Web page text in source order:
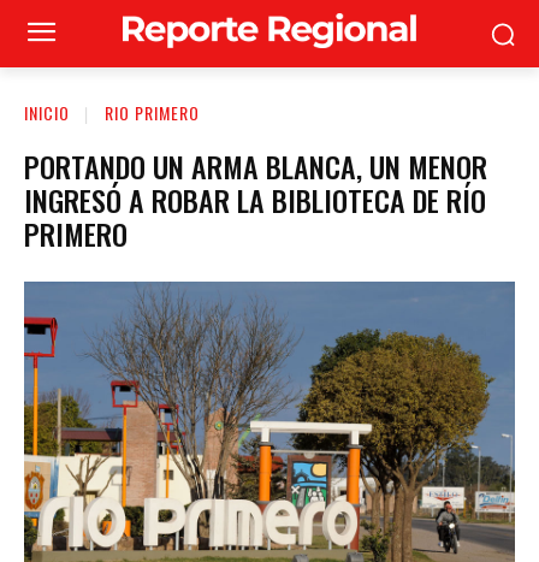
INICIO RIO PRIMERO
PORTANDO UN ARMA BLANCA, UN MENOR
INGRESÓ A ROBAR LA BIBLIOTECA DE RÍO
PRIMERO